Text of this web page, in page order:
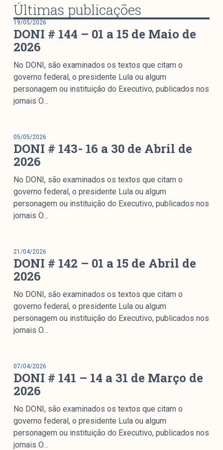
colabore
política produzido pelo Laboratório de Estudos de Mídia
e Esfera Pública (LEMEP). O LEMEP tem registro no
Diretório de Grupos de Pesquisa do CNPq e é sediado
no Instituto de Estudos Sociais e Políticos (IESP) da
Universidade do Estado do Rio de Janeiro (UERJ). O
Manchetômetro não tem filiação com partidos ou grupos
econômicos.
Institucional
Nossa História
Missão
Metodologia
Equipe
Parcerias
Contato
Últimas publicações
19/05/2026
DONI # 144 – 01 a 15 de Maio de
2026
No DONI, são examinados os textos que citam o
governo federal, o presidente Lula ou algum
personagem ou instituição do Executivo, publicados nos
jornais O…
05/05/2026
DONI # 143- 16 a 30 de Abril de
2026
No DONI, são examinados os textos que citam o
governo federal, o presidente Lula ou algum
personagem ou instituição do Executivo, publicados nos
jornais O…
21/04/2026
DONI # 142 – 01 a 15 de Abril de
2026
No DONI, são examinados os textos que citam o
governo federal, o presidente Lula ou algum
personagem ou instituição do Executivo, publicados nos
jornais O…
07/04/2026
DONI # 141 – 14 a 31 de Março de
2026
No DONI, são examinados os textos que citam o
governo federal, o presidente Lula ou algum
personagem ou instituição do Executivo, publicados nos
jornais O…